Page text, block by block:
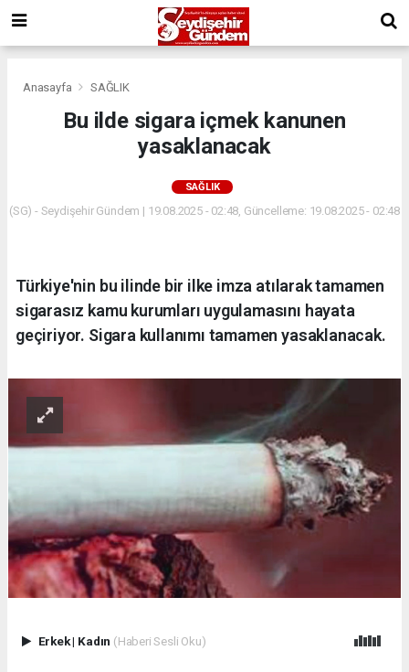
Anasayfa SAĞLIK
Bu ilde sigara içmek kanunen
yasaklanacak
SAĞLIK
(SG) - Seydişehir Gündem | 19.08.2025 - 02:48, Güncelleme: 19.08.2025 - 02:48
Türkiye'nin bu ilinde bir ilke imza atılarak tamamen
sigarasız kamu kurumları uygulamasını hayata
geçiriyor. Sigara kullanımı tamamen yasaklanacak.
Erkek| Kadın (Haberi Sesli Oku)